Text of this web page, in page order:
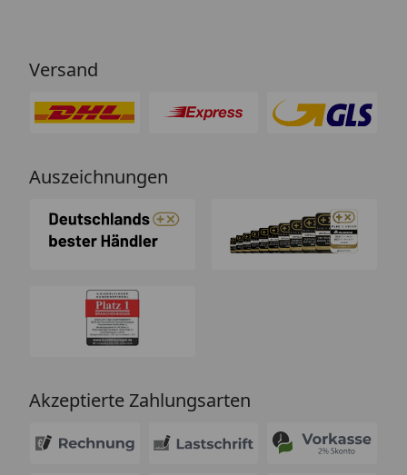
Versand
Auszeichnungen
Akzeptierte Zahlungsarten